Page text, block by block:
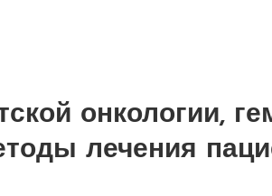
онкологии,
лечения